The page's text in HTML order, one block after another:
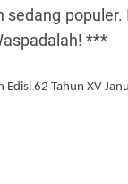
sedang
***
Edisi 62 Tahun XV